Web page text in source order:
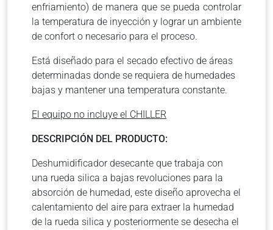
enfriamiento) de manera que se pueda controlar
la temperatura de inyección y lograr un ambiente
de confort o necesario para el proceso.
Está diseñado para el secado efectivo de áreas
determinadas donde se requiera de humedades
bajas y mantener una temperatura constante.
El equipo no incluye el CHILLER
DESCRIPCIÓN DEL PRODUCTO:
Deshumidificador desecante que trabaja con
una rueda silica a bajas revoluciones para la
absorción de humedad, este diseño aprovecha el
calentamiento del aire para extraer la humedad
de la rueda silica y posteriormente se desecha el